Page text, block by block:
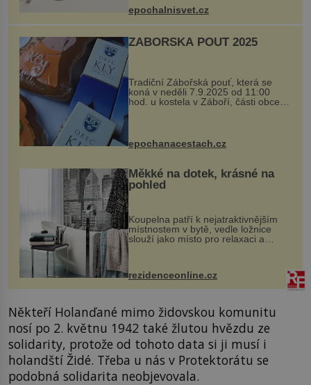
kovový...
epochalnisvet.cz
ZÁBOŘSKÁ POUŤ 2025
Tradiční Zábořská pouť, která se
koná v neděli 7.9.2025 od 11:00
hod. u kostela v Záboří, části obce
Kly u Mělníka. V programu naleznete
komentovanou prohlídku kostela,
epochanacestach.cz
Měkké na dotek, krásné na
pohled
Koupelna patří k nejatraktivnějším
místnostem v bytě, vedle ložnice
slouží jako místo pro relaxaci a
odpočinek. Koupelnový textil –
ručníky, osušky a koberečky –
mohou jako mávnutím kouzelného
proutku...
rezidenceonline.cz
Někteří Holanďané mimo židovskou komunitu
nosí po 2. květnu 1942 také žlutou hvězdu ze
solidarity, protože od tohoto data si ji musí i
holandští Židé. Třeba u nás v Protektorátu se
podobná solidarita neobjevovala.